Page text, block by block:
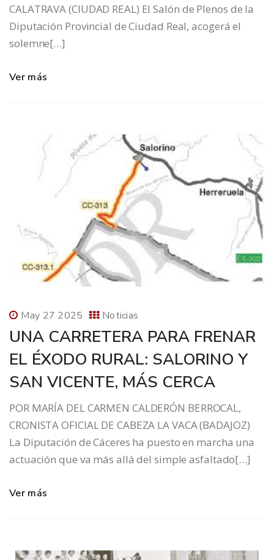
CALATRAVA (CIUDAD REAL) El Salón de Plenos de la
Diputación Provincial de Ciudad Real, acogerá el
solemne[…]
Ver más
May 27 2025 Noticias
UNA CARRETERA PARA FRENAR
EL ÉXODO RURAL: SALORINO Y
SAN VICENTE, MÁS CERCA
POR MARÍA DEL CARMEN CALDERÓN BERROCAL,
CRONISTA OFICIAL DE CABEZA LA VACA (BADAJOZ)
La Diputación de Cáceres ha puesto en marcha una
actuación que va más allá del simple asfaltado[…]
Ver más